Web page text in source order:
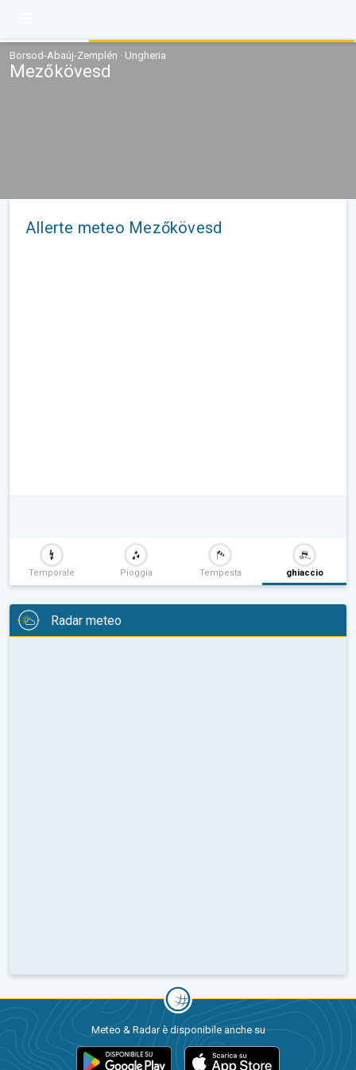
Borsod-Abaúj-Zemplén · Ungheria
Mezőkövesd
Allerte meteo Mezőkövesd
Temporale Pioggia Tempesta ghiaccio
Radar meteo
Meteo & Radar è disponibile anche su